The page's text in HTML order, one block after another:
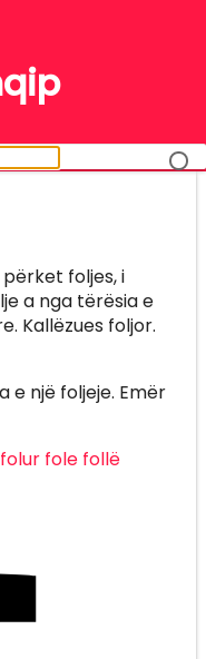
përket foljes, i
a nga tërësia e
Kallëzues foljor.
e një foljeje. Emër
folur fole follë